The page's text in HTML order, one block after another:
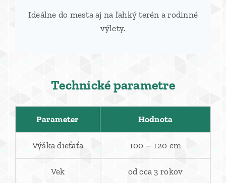
Ideálne do mesta aj na ľahký terén a rodinné
výlety.
Technické parametre
Parameter Hodnota
Výška dieťaťa 100 – 120 cm
Vek od cca 3 rokov